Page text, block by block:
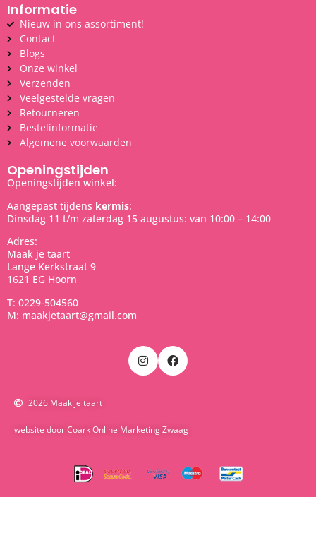
Informatie
Nieuw in ons assortiment!
Contact
Blogs
Onze winkel
Verzenden
Veelgestelde vragen
Retourneren
Bestelinformatie
Algemene voorwaarden
Openingstijden
Openingstijden winkel:
Aangepast tijdens kermis:
Dinsdag 11 t/m zaterdag 15 augustus: van 10:00 – 14:00
Adres:
Maak je taart
Lange Kerkstraat 9
1621 EG Hoorn
T: 0229-504560
M: maakjetaart@gmail.com
2026 Maak je taart
website door Coark Online Marketing Zwaag